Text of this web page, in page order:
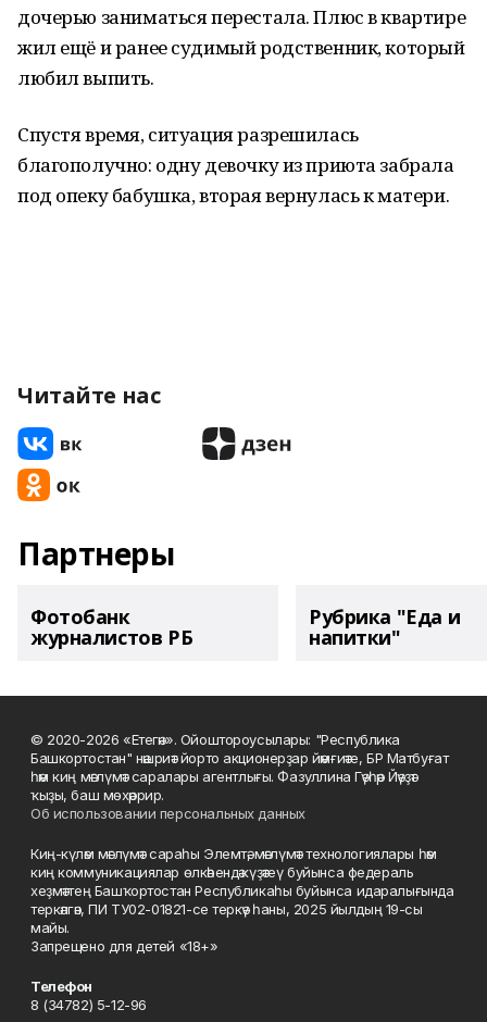
дочерью заниматься перестала. Плюс в квартире
жил ещё и ранее судимый родственник, который
любил выпить.
Спустя время, ситуация разрешилась
благополучно: одну девочку из приюта забрала
под опеку бабушка, вторая вернулась к матери.
Читайте нас
Партнеры
Фотобанк
журналистов РБ
Рубрика "Еда и
напитки"
© 2020-2026 «Етегән». Ойоштороусылары: "Республика
Башкортостан" нәшриәт йорто акционерҙар йәмғиәте, БР Матбуғат
һәм киң мәғлүмәт саралары агентлығы. Фазуллина Гәүһәр Йәүҙәт
ҡыҙы, баш мөхәррир.
Об использовании персональных данных
Киң-күләм мәғлүмәт сараһы Элемтә, мәғлүмәт технологиялары һәм
киң коммуникациялар өлкәһендә күҙәтеү буйынса федераль
хеҙмәттең Башҡортостан Республикаһы буйынса идаралығында
теркәлгән, ПИ ТУ02-01821-се теркәү һаны, 2025 йылдың 19-сы
майы.
Запрещено для детей «18+»
Телефон
8 (34782) 5-12-96